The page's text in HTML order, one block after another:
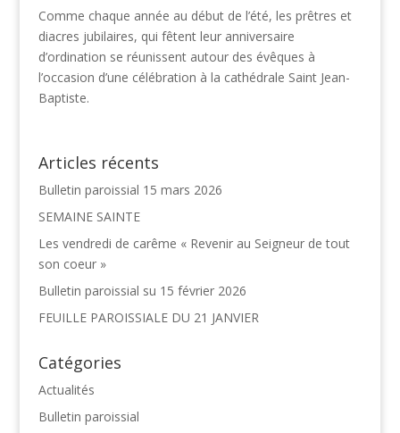
Comme chaque année au début de l’été, les prêtres et
diacres jubilaires, qui fêtent leur anniversaire
d’ordination se réunissent autour des évêques à
l’occasion d’une célébration à la cathédrale Saint Jean-
Baptiste.
Articles récents
Bulletin paroissial 15 mars 2026
SEMAINE SAINTE
Les vendredi de carême « Revenir au Seigneur de tout
son coeur »
Bulletin paroissial su 15 février 2026
FEUILLE PAROISSIALE DU 21 JANVIER
Catégories
Actualités
Bulletin paroissial